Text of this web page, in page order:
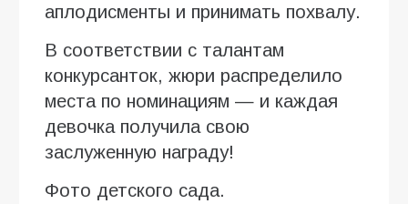
аплодисменты и принимать похвалу.
В соответствии с талантам
конкурсанток, жюри распределило
места по номинациям — и каждая
девочка получила свою
заслуженную награду!
Фото детского сада.